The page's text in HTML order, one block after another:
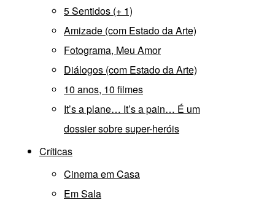
5 Sentidos (+ 1)
Amizade (com Estado da Arte)
Fotograma, Meu Amor
Diálogos (com Estado da Arte)
10 anos, 10 filmes
It’s a plane… It’s a pain… É um
dossier sobre super-heróis
Críticas
Cinema em Casa
Em Sala